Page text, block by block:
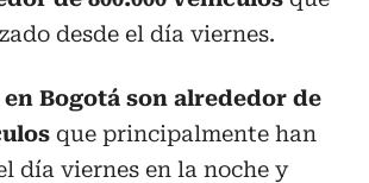
desde el día viernes.
en Bogotá son alrededor de
que principalmente han
día viernes en la noche y